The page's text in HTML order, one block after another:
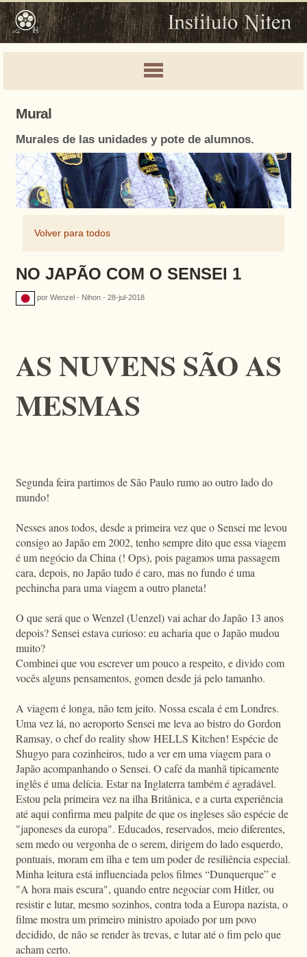
Mural
Murales de las unidades y pote de alumnos.
Volver para todos
NO JAPÃO COM O SENSEI 1
por Wenzel - Nihon - 28-jul-2018
AS NUVENS SÃO AS
MESMAS
Segunda feira partimos de São Paulo rumo ao outro lado do
mundo!
Nesses anos todos, desde a primeira vez que o Sensei me levou
consigo ao Japão em 2002, tenho sempre dito que essa viagem
é um negócio da China (! Ops), pois pagamos uma passagem
cara, depois, no Japão tudo é caro, mas no fundo é uma
pechincha para uma viagem a outro planeta!
O que será que o Wenzel (Uenzel) vai achar do Japão 13 anos
depois? Sensei estava curioso: eu acharia que o Japão mudou
muito?
Combinei que vou escrever um pouco a respeito, e divido com
vocês alguns pensamentos, gomen desde já pelo tamanho.
A viagem é longa, não tem jeito. Nossa escala é em Londres.
Uma vez lá, no aeroporto Sensei me leva ao bistro do Gordon
Ramsay, o chef do reality show HELLS Kitchen! Espécie de
Shugyo para cozinheiros, tudo a ver em uma viagem para o
Japão acompanhando o Sensei. O café da manhã tipicamente
inglês é uma delícia. Estar na Inglaterra também é agradável.
Estou pela primeira vez na ilha Britânica, e a curta experiência
até aqui confirma meu palpite de que os ingleses são espécie de
"japoneses da europa". Educados, reservados, meio diferentes,
sem medo ou vergonha de o serem, dirigem do lado esquerdo,
pontuais, moram em ilha e tem um poder de resiliência especial.
Minha leitura está influenciada pelos filmes “Dunquerque” e
"A hora mais escura", quando entre negociar com Hitler, ou
resistir e lutar, mesmo sozinhos, contra toda a Europa nazista, o
filme mostra um primeiro ministro apoiado por um povo
decidido, de não se render às trevas, e lutar até o fim pelo que
acham certo.